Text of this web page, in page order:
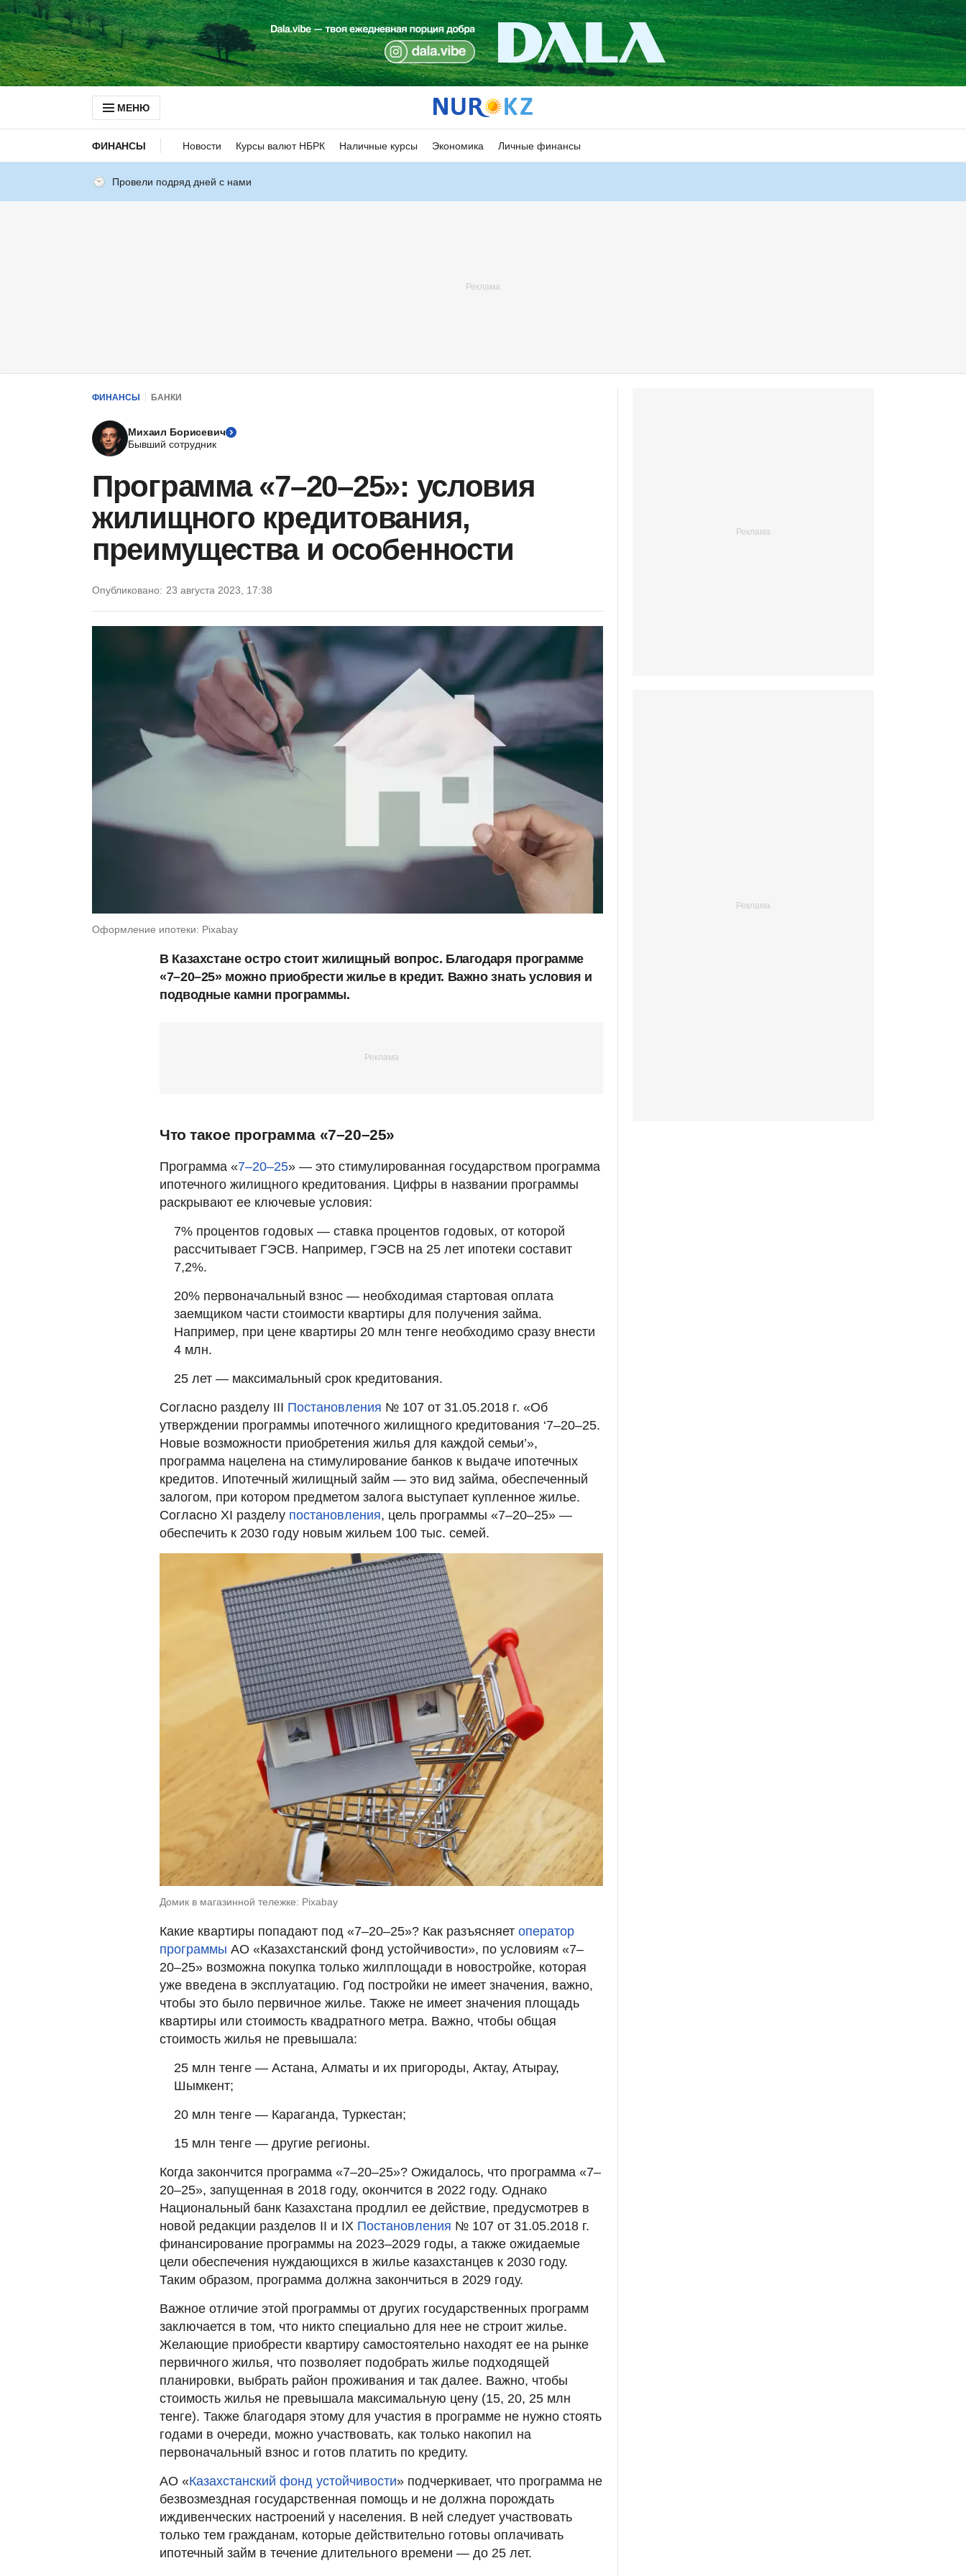
МЕНЮ
ФИНАНСЫ Новости Курсы валют НБРК Наличные курсы Экономика Личные финансы
Провели подряд дней с нами
ФИНАНСЫ БАНКИ
Михаил Борисевич
Бывший сотрудник
Программа «7–20–25»: условия
жилищного кредитования,
преимущества и особенности
Опубликовано: 23 августа 2023, 17:38
Оформление ипотеки: Pixabay
В Казахстане остро стоит жилищный вопрос. Благодаря программе
«7–20–25» можно приобрести жилье в кредит. Важно знать условия и
подводные камни программы.
Что такое программа «7–20–25»
Программа «7–20–25» — это стимулированная государством программа
ипотечного жилищного кредитования. Цифры в названии программы
раскрывают ее ключевые условия:
7% процентов годовых — ставка процентов годовых, от которой
рассчитывает ГЭСВ. Например, ГЭСВ на 25 лет ипотеки составит
7,2%.
20% первоначальный взнос — необходимая стартовая оплата
заемщиком части стоимости квартиры для получения займа.
Например, при цене квартиры 20 млн тенге необходимо сразу внести
4 млн.
25 лет — максимальный срок кредитования.
Согласно разделу III Постановления № 107 от 31.05.2018 г. «Об
утверждении программы ипотечного жилищного кредитования ‘7–20–25.
Новые возможности приобретения жилья для каждой семьи’»,
программа нацелена на стимулирование банков к выдаче ипотечных
кредитов. Ипотечный жилищный займ — это вид займа, обеспеченный
залогом, при котором предметом залога выступает купленное жилье.
Согласно XI разделу постановления, цель программы «7–20–25» —
обеспечить к 2030 году новым жильем 100 тыс. семей.
Домик в магазинной тележке: Pixabay
Какие квартиры попадают под «7–20–25»? Как разъясняет оператор
программы АО «Казахстанский фонд устойчивости», по условиям «7–
20–25» возможна покупка только жилплощади в новостройке, которая
уже введена в эксплуатацию. Год постройки не имеет значения, важно,
чтобы это было первичное жилье. Также не имеет значения площадь
квартиры или стоимость квадратного метра. Важно, чтобы общая
стоимость жилья не превышала:
25 млн тенге — Астана, Алматы и их пригороды, Актау, Атырау,
Шымкент;
20 млн тенге — Караганда, Туркестан;
15 млн тенге — другие регионы.
Когда закончится программа «7–20–25»? Ожидалось, что программа «7–
20–25», запущенная в 2018 году, окончится в 2022 году. Однако
Национальный банк Казахстана продлил ее действие, предусмотрев в
новой редакции разделов II и IX Постановления № 107 от 31.05.2018 г.
финансирование программы на 2023–2029 годы, а также ожидаемые
цели обеспечения нуждающихся в жилье казахстанцев к 2030 году.
Таким образом, программа должна закончиться в 2029 году.
Важное отличие этой программы от других государственных программ
заключается в том, что никто специально для нее не строит жилье.
Желающие приобрести квартиру самостоятельно находят ее на рынке
первичного жилья, что позволяет подобрать жилье подходящей
планировки, выбрать район проживания и так далее. Важно, чтобы
стоимость жилья не превышала максимальную цену (15, 20, 25 млн
тенге). Также благодаря этому для участия в программе не нужно стоять
годами в очереди, можно участвовать, как только накопил на
первоначальный взнос и готов платить по кредиту.
АО «Казахстанский фонд устойчивости» подчеркивает, что программа не
безвозмездная государственная помощь и не должна порождать
иждивенческих настроений у населения. В ней следует участвовать
только тем гражданам, которые действительно готовы оплачивать
ипотечный займ в течение длительного времени — до 25 лет.